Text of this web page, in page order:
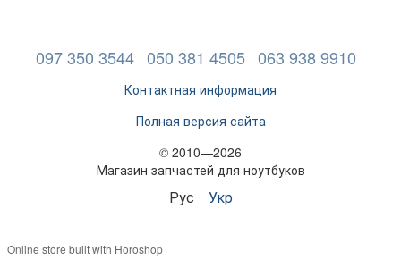
097 350 3544 050 381 4505 063 938 9910
Контактная информация
Полная версия сайта
© 2010—2026
Магазин запчастей для ноутбуков
Рус Укр
Online store built with Horoshop